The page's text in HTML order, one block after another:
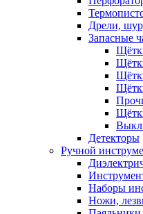
Дрели,
Запасные
Детекторы
Ручной
Наборы
Ножи,